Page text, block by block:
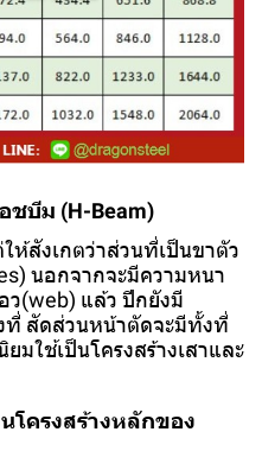
บีม (H-Beam)
ห้สังเกตว่าส่วนที่เป็นขาตัว
นอกจากจะมีความหนา
ว(web) แล้ว ปีกยังมี
ที่ สัดส่วนหน้าตัดจะมีทั้งที่
มใช้เป็นโครงสร้างเสาและ
โครงสร้างหลักของ